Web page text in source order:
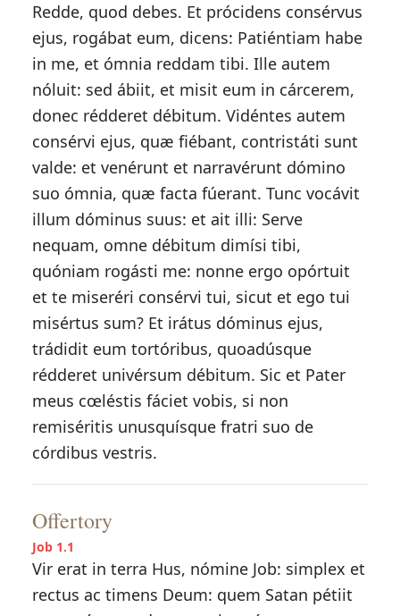
Redde, quod debes. Et prócidens consérvus
ejus, rogábat eum, dicens: Patiéntiam habe
in me, et ómnia reddam tibi. Ille autem
nóluit: sed ábiit, et misit eum in cárcerem,
donec rédderet débitum. Vidéntes autem
consérvi ejus, quæ fiébant, contristáti sunt
valde: et venérunt et narravérunt dómino
suo ómnia, quæ facta fúerant. Tunc vocávit
illum dóminus suus: et ait illi: Serve
nequam, omne débitum dimísi tibi,
quóniam rogásti me: nonne ergo opórtuit
et te miseréri consérvi tui, sicut et ego tui
misértus sum? Et irátus dóminus ejus,
trádidit eum tortóribus, quoadúsque
rédderet univérsum débitum. Sic et Pater
meus cœléstis fáciet vobis, si non
remiséritis unusquísque fratri suo de
córdibus vestris.
Offertory
Job 1.1
Vir erat in terra Hus, nómine Job: simplex et
rectus ac timens Deum: quem Satan pétiit